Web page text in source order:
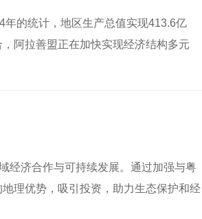
的统计，地区生产总值实现413.6亿
阿拉善盟正在加快实现经济结构多元
经济合作与可持续发展。通过加强与粤
理优势，吸引投资，助力生态保护和经